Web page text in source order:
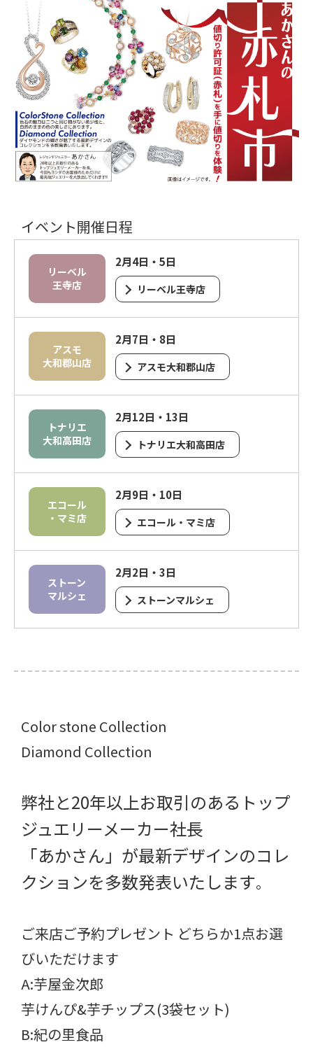
イベント開催日程
リーベル
王寺店
2月4日・5日
リーベル王寺店
アスモ
大和郡山店
2月7日・8日
アスモ大和郡山店
トナリエ
大和高田店
2月12日・13日
トナリエ大和高田店
エコール
・マミ店
2月9日・10日
エコール・マミ店
ストーン
マルシェ
2月2日・3日
ストーンマルシェ
Color stone Collection
Diamond Collection
弊社と20年以上お取引のあるトップ
ジュエリーメーカー社長
「あかさん」が最新デザインのコレ
クションを多数発表いたします。
ご来店ご予約プレゼント どちらか1点お選
びいただけます
A:芋屋金次郎
芋けんぴ&芋チップス(3袋セット)
B:紀の里食品